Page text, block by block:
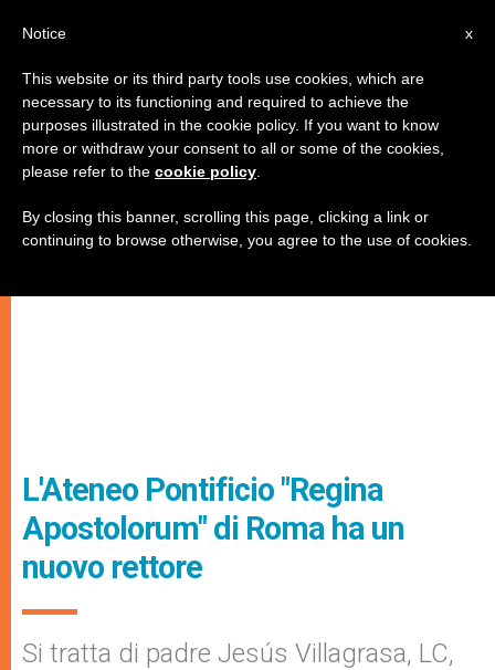
L'Ateneo Pontificio "Regina
Apostolorum" di Roma ha un
nuovo rettore
Si tratta di padre Jesús Villagrasa, LC,
x
Notice
This website or its third party tools use cookies, which are
necessary to its functioning and required to achieve the
purposes illustrated in the cookie policy. If you want to know
more or withdraw your consent to all or some of the cookies,
please refer to the cookie policy
By closing this banner, scrolling this page, clicking a link or
continuing to browse otherwise, you agree to the use of cookies.